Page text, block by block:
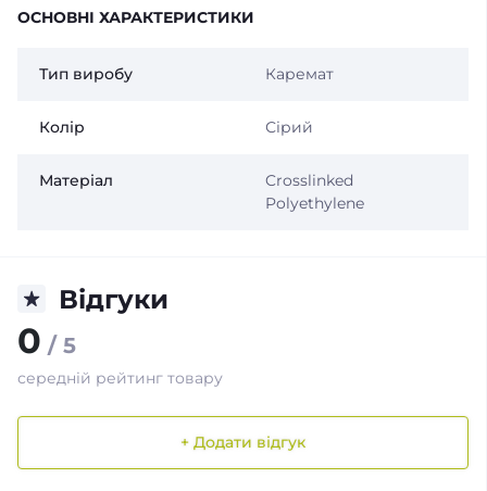
ОСНОВНІ ХАРАКТЕРИСТИКИ
Тип виробу Каремат
Колір Сірий
Матеріал
Crosslinked
Polyethylene
Відгуки
0 / 5
середній рейтинг товару
+ Додати відгук